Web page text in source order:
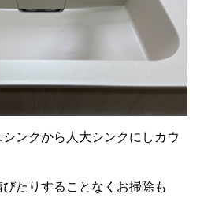
ンクから人大シンクにしカウ
たりすることなくお掃除も